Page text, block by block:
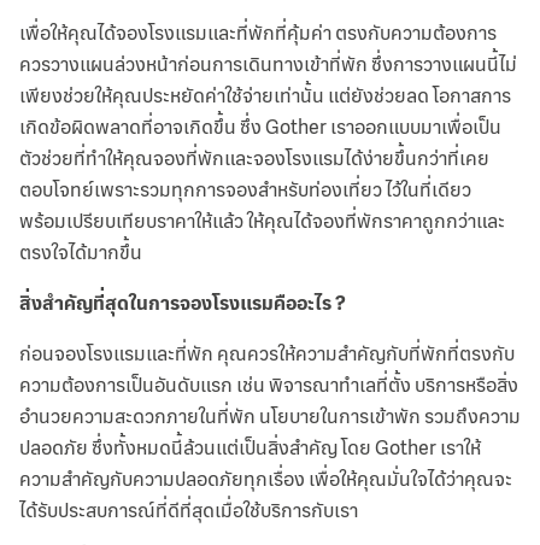
เพื่อให้คุณได้จองโรงแรมและที่พักที่คุ้มค่า ตรงกับความต้องการ
ควรวางแผนล่วงหน้าก่อนการเดินทางเข้าที่พัก ซึ่งการวางแผนนี้ไม่
เพียงช่วยให้คุณประหยัดค่าใช้จ่ายเท่านั้น แต่ยังช่วยลด โอกาสการ
เกิดข้อผิดพลาดที่อาจเกิดขึ้น ซึ่ง Gother เราออกแบบมาเพื่อเป็น
ตัวช่วยที่ทำให้คุณจองที่พักและจองโรงแรมได้ง่ายขึ้นกว่าที่เคย
ตอบโจทย์เพราะรวมทุกการจองสำหรับท่องเที่ยว ไว้ในที่เดียว
พร้อมเปรียบเทียบราคาให้แล้ว ให้คุณได้จองที่พักราคาถูกกว่าและ
ตรงใจได้มากขึ้น
สิ่งสำคัญที่สุดในการจองโรงแรมคืออะไร ?
ก่อนจองโรงแรมและที่พัก คุณควรให้ความสำคัญกับที่พักที่ตรงกับ
ความต้องการเป็นอันดับแรก เช่น พิจารณาทำเลที่ตั้ง บริการหรือสิ่ง
อำนวยความสะดวกภายในที่พัก นโยบายในการเข้าพัก รวมถึงความ
ปลอดภัย ซึ่งทั้งหมดนี้ล้วนแต่เป็นสิ่งสำคัญ โดย Gother เราให้
ความสำคัญกับความปลอดภัยทุกเรื่อง เพื่อให้คุณมั่นใจได้ว่าคุณจะ
ได้รับประสบการณ์ที่ดีที่สุดเมื่อใช้บริการกับเรา